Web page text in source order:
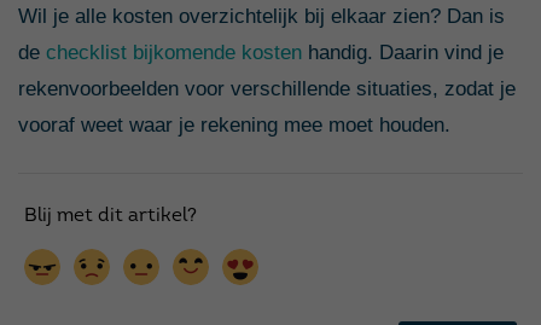
Wil je alle kosten overzichtelijk bij elkaar zien? Dan is
de checklist bijkomende kosten handig. Daarin vind je
rekenvoorbeelden voor verschillende situaties, zodat je
vooraf weet waar je rekening mee moet houden.